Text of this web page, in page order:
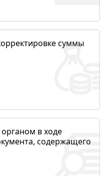
суммы
в ходе
содержащего